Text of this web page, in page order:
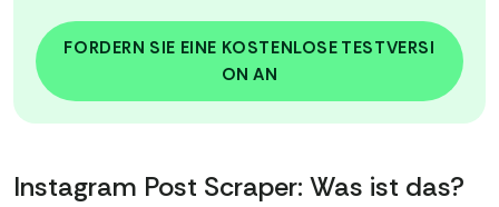
FORDERN SIE EINE KOSTENLOSE TESTVERSI
ON AN
Instagram Post Scraper: Was ist das?